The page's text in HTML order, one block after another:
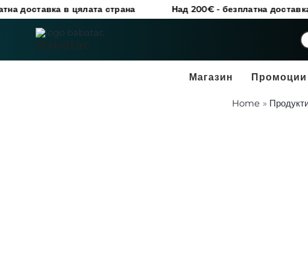
в цялата страна Над 200€ - безплатна доставка в цялата
Skip
Babatac
Магазин Промоции
Home